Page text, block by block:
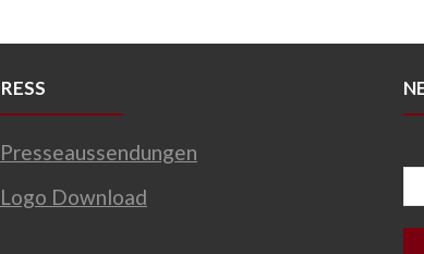
Presseaussendungen
Logo Download